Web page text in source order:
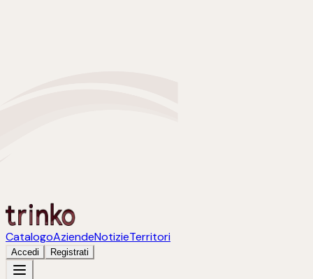
CatalogoAziendeNotizieTerritori
Accedi Registrati